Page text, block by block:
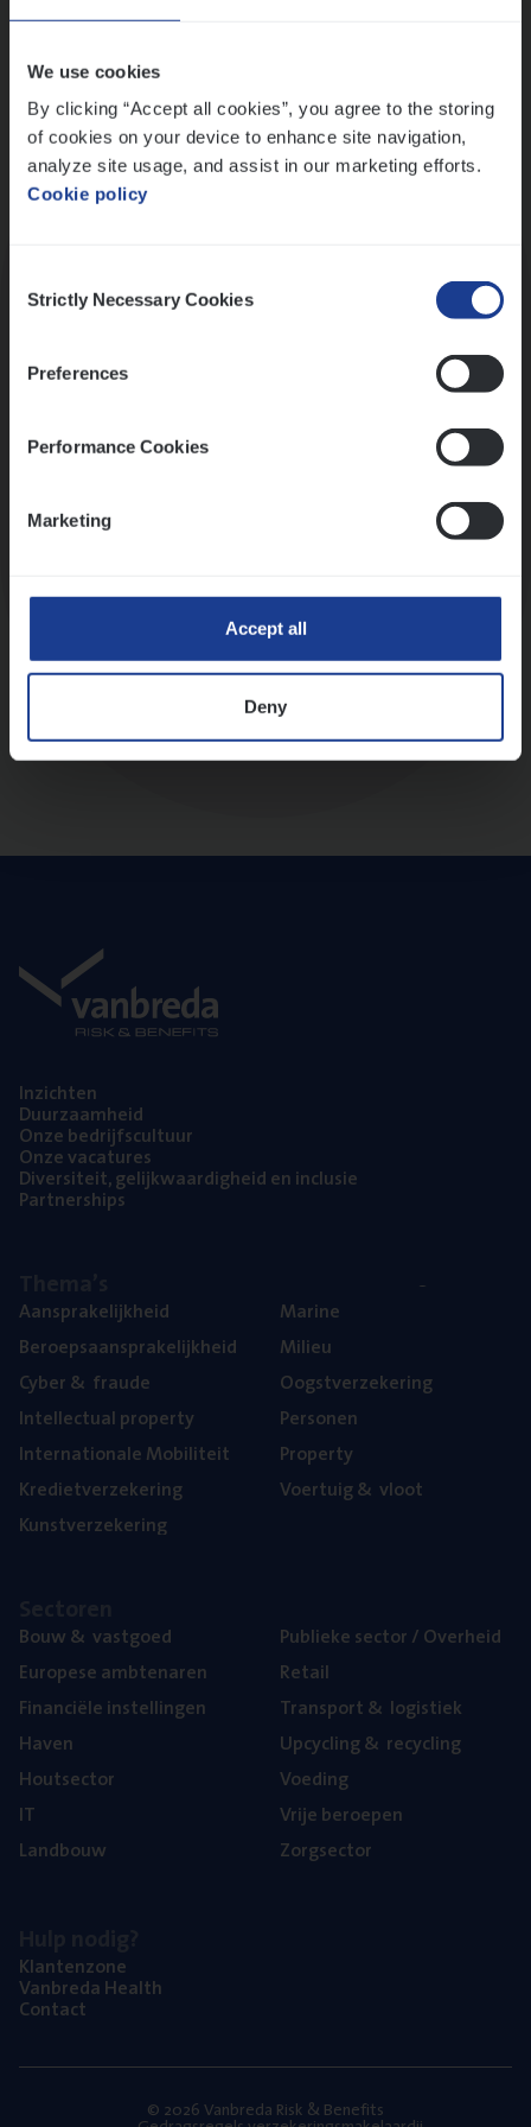
We use cookies
By clicking “Accept all cookies”, you agree to the storing
of cookies on your device to enhance site navigation,
analyze site usage, and assist in our marketing efforts.
Cookie policy
Selection
Strictly Necessary Cookies
Preferences
Performance Cookies
Marketing
Accept all
Deny
Inzich­ten
Duur­zaam­heid
Onze bedrijfs­cul­tuur
Onze vaca­tu­res
Diver­si­teit, gelijk­waar­dig­heid en inclusie
Part­ner­ships
Aan­spra­ke­lijk­heid
Beroeps­aan­spra­ke­lijk­heid
Cyber& fraude
Intel­lec­tu­al property
Inter­na­ti­o­na­le Mobiliteit
Kre­diet­ver­ze­ke­ring
Kunst­ver­ze­ke­ring
Mari­ne
Mili­eu
Oogst­ver­ze­ke­ring
Per­so­nen
Pro­per­ty
Voer­tuig& vloot
Bouw& vastgoed
Euro­pe­se ambtenaren
Finan­ci­ë­le instellingen
Haven
Hout­sec­tor
IT
Land­bouw
Publie­ke sec­tor / Overheid
Retail
Trans­port& logistiek
Upcy­cling& recycling
Voe­ding
Vrije beroe­pen
Zorg­sec­tor
Klan­ten­zo­ne
Van­b­re­da Health
Con­tact
© 2026 Vanbreda Risk & Benefits